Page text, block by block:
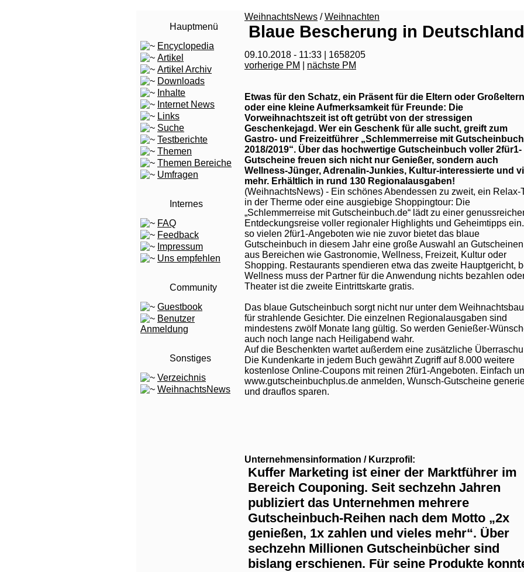
Hauptmenü
Encyclopedia
Artikel
Artikel Archiv
Downloads
Inhalte
Internet News
Links
Suche
Testberichte
Themen
Themen Bereiche
Umfragen
Internes
FAQ
Feedback
Impressum
Uns empfehlen
Community
Guestbook
Benutzer
Anmeldung
Sonstiges
Verzeichnis
WeihnachtsNews
WeihnachtsNews /Weihnachten
Blaue Bescherung in
09.10.2018 - 11:33 | 1658205
vorherige PM
nächste PM
Etwas für den Schatz, ein Präsent für die Eltern oder Großeltern
oder eine kleine Aufmerksamkeit für Freunde: Die
Vorweihnachtszeit ist oft getrübt von der stressigen
Geschenkejagd. Wer ein Geschenk für alle sucht, greift zum
Gastro- und Freizeitführer „Schlemmerreise mit
2018/2019“. Über das hochwertige Gutscheinbuch voller 2für1-
Gutscheine freuen sich nicht nur Genießer, sondern auch
Wellness-Jünger, Adrenalin-Junkies, Kultur-interessierte und
mehr. Erhältlich in rund 130 Regionalausgaben!
(WeihnachtsNews) - Ein schönes Abendessen zu zweit, ein Relax-
in der Therme oder eine ausgiebige Shoppingtour: Die
„Schlemmerreise mit Gutscheinbuch.de“ lädt zu einer
Entdeckungsreise voller regionaler Highlights und Geheimtipps
so vielen 2für1-Angeboten wie nie zuvor bietet das blaue
Gutscheinbuch in diesem Jahr eine große Auswahl an Gutscheinen
aus Bereichen wie Gastronomie, Wellness, Freizeit, Kultur oder
Shopping. Restaurants spendieren etwa das zweite Hauptgericht,
Wellness muss der Partner für die Anwendung nichts bezahlen
Theater ist die zweite Eintrittskarte gratis.
Das blaue Gutscheinbuch sorgt nicht nur unter dem
für strahlende Gesichter. Die einzelnen Regionalausgaben sind
mindestens zwölf Monate lang gültig. So werden Genießer-
auch noch lange nach Heiligabend wahr.
Auf die Beschenkten wartet außerdem eine zusätzliche
Die Kundenkarte in jedem Buch gewährt Zugriff auf 8.000 weitere
kostenlose Online-Coupons mit reinen 2für1-Angeboten. Einfach
www.gutscheinbuchplus.de anmelden, Wunsch-Gutscheine
und drauflos sparen.
Unternehmensinformation / Kurzprofil:
Kuffer Marketing ist einer der Marktführer im
Bereich Couponing. Seit sechzehn Jahren
publiziert das Unternehmen mehrere
Gutscheinbuch-Reihen nach dem Motto „2x
genießen, 1x zahlen und vieles mehr“. Über
sechzehn Millionen Gutscheinbücher sind
bislang erschienen. Für seine Produkte